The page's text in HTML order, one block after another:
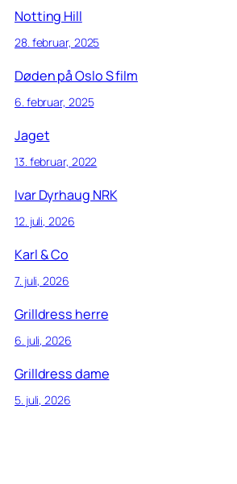
Notting Hill
28. februar, 2025
Døden på Oslo S film
6. februar, 2025
Jaget
13. februar, 2022
Ivar Dyrhaug NRK
12. juli, 2026
Karl & Co
7. juli, 2026
Grilldress herre
6. juli, 2026
Grilldress dame
5. juli, 2026